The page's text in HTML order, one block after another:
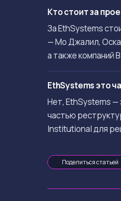
Кто стоит за
За EthSystems
— Мо Джалил,
а также компаний
EthSystems это
Нет, EthSystems —
частью
Institutional для
Поделиться статьей